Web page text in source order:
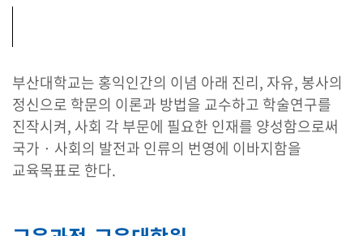
부산대학교는 홍익인간의 이념 아래 진리, 자유, 봉사의
정신으로 학문의 이론과 방법을 교수하고 학술연구를
진작시켜, 사회 각 부문에 필요한 인재를 양성함으로써
국가 · 사회의 발전과 인류의 번영에 이바지함을
교육목표로 한다.